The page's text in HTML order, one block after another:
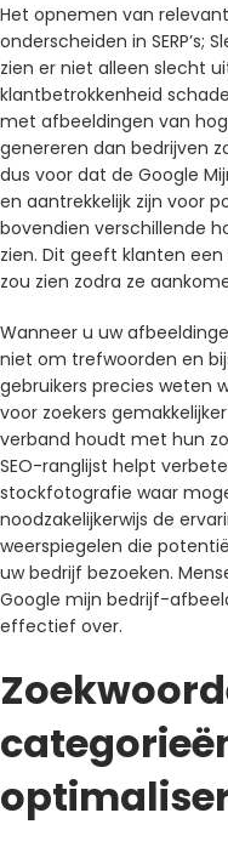
Het opnemen van
onderscheiden in
zien er niet alleen slecht
klantbetrokkenheid
met afbeeldingen van
genereren dan bedrijven
dus voor dat de Google
en aantrekkelijk zijn voor
bovendien verschillende
zien. Dit geeft klanten
zou zien zodra ze
Wanneer u uw
niet om trefwoorden en
gebruikers precies weten
voor zoekers
verband houdt met hun
SEO-ranglijst helpt
stockfotografie waar
noodzakelijkerwijs de
weerspiegelen die
uw bedrijf bezoeken.
Google mijn bedrijf-
effectief over.